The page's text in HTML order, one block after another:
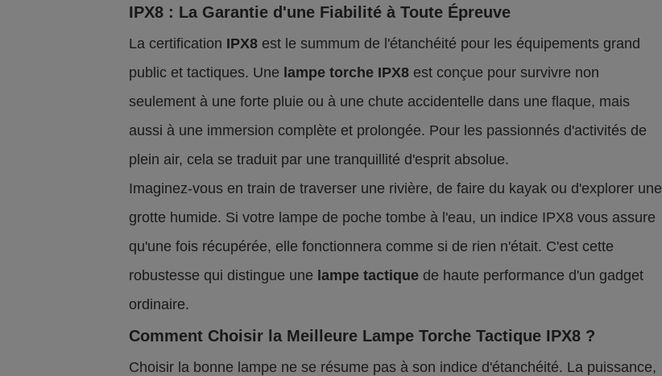
IPX8 : La Garantie d'une Fiabilité à Toute Épreuve
La certification IPX8 est le summum de l'étanchéité pour les équipements grand
public et tactiques. Une lampe torche IPX8 est conçue pour survivre non
seulement à une forte pluie ou à une chute accidentelle dans une flaque, mais
aussi à une immersion complète et prolongée. Pour les passionnés d'activités de
plein air, cela se traduit par une tranquillité d'esprit absolue.
Imaginez-vous en train de traverser une rivière, de faire du kayak ou d'explorer une
grotte humide. Si votre lampe de poche tombe à l'eau, un indice IPX8 vous assure
qu'une fois récupérée, elle fonctionnera comme si de rien n'était. C'est cette
robustesse qui distingue une lampe tactique de haute performance d'un gadget
ordinaire.
Comment Choisir la Meilleure Lampe Torche Tactique IPX8 ?
Choisir la bonne lampe ne se résume pas à son indice d'étanchéité. La puissance,